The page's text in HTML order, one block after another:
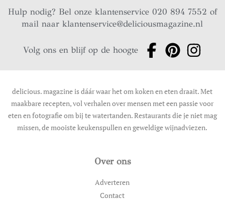
Hulp nodig? Bel onze klantenservice 020 894 7552 of
mail naarklantenservice@deliciousmagazine.nl
Volg ons en blijf op de hoogte
delicious. magazine is dáár waar het om koken en eten draait. Met
maakbare recepten, vol verhalen over mensen met een passie voor
eten en fotografie om bij te watertanden. Restaurants die je niet mag
missen, de mooiste keukenspullen en geweldige wijnadviezen.
Over ons
Adverteren
Contact